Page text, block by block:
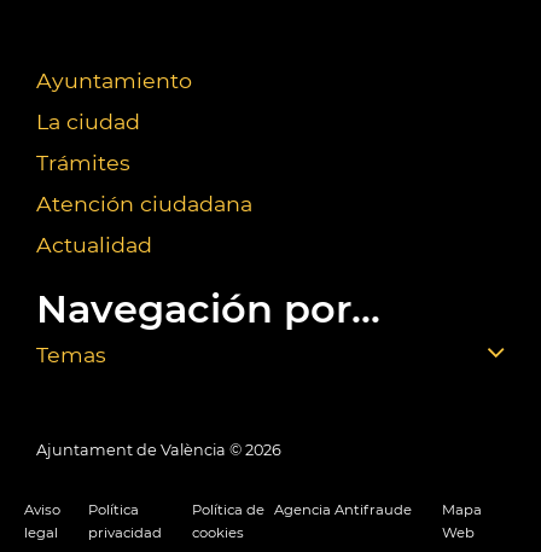
Ayuntamiento
La ciudad
Trámites
Atención ciudadana
Actualidad
Navegación por...
Temas
Ajuntament de València © 2026
Aviso
legal
Política
privacidad
Política de
cookies
Agencia Antifraude
Mapa
Web